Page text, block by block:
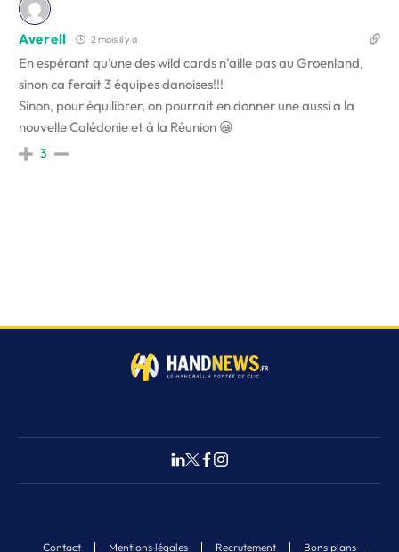
Averell 2 mois il y a
En espérant qu’une des wild cards n’aille pas au Groenland,
sinon ca ferait 3 équipes danoises!!!
Sinon, pour équilibrer, on pourrait en donner une aussi a la
nouvelle Calédonie et à la Réunion 😀
3
Contact Mentions légales Recrutement Bons plans